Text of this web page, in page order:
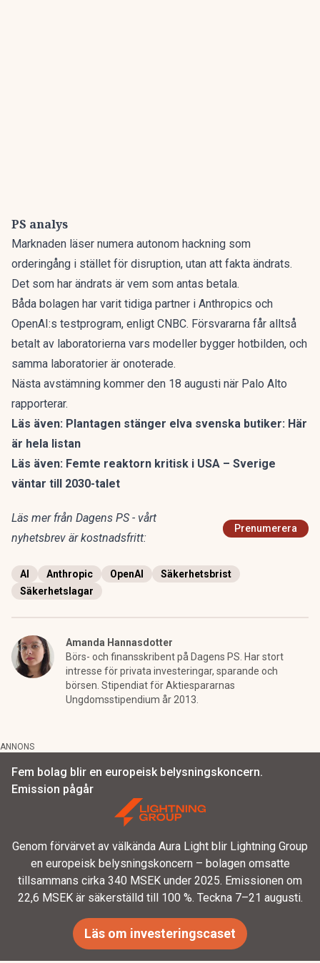
PS analys
Marknaden läser numera autonom hackning som
orderingång i stället för disruption, utan att fakta ändrats.
Det som har ändrats är vem som antas betala.
Båda bolagen har varit tidiga partner i Anthropics och
OpenAI:s testprogram, enligt CNBC. Försvararna får alltså
betalt av laboratorierna vars modeller bygger hotbilden, och
samma laboratorier är onoterade.
Nästa avstämning kommer den 18 augusti när Palo Alto
rapporterar.
Läs även: Plantagen stänger elva svenska butiker: Här
är hela listan
Läs även: Femte reaktorn kritisk i USA – Sverige
väntar till 2030-talet
Läs mer från Dagens PS - vårt
nyhetsbrev är kostnadsfritt:
Prenumerera
AI Anthropic OpenAI
Säkerhetsbrist
Säkerhetslagar
Amanda Hannasdotter
Börs- och finansskribent på Dagens PS. Har stort
intresse för privata investeringar, sparande och
börsen. Stipendiat för Aktiespararnas
Ungdomsstipendium år 2013.
ANNONS
Fem bolag blir en europeisk belysningskoncern.
Emission pågår
Genom förvärvet av välkända Aura Light blir Lightning Group
en europeisk belysningskoncern – bolagen omsatte
tillsammans cirka 340 MSEK under 2025. Emissionen om
22,6 MSEK är säkerställd till 100 %. Teckna 7–21 augusti.
Läs om investeringscaset